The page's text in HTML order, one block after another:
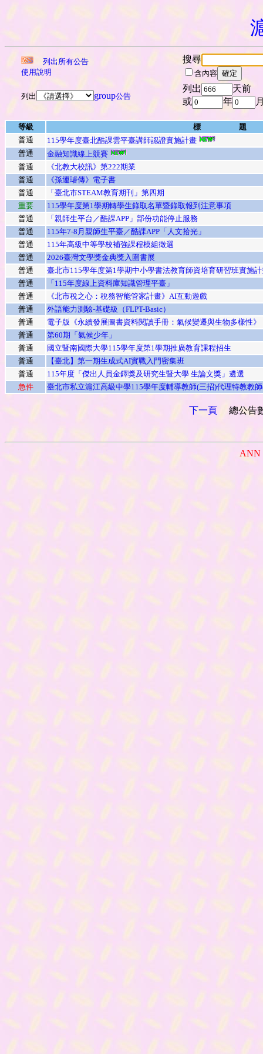
列出所有公告
使用說明
搜尋
含內容
列出 group公告
列出
天前
或
年
等級
標 題
普通
115學年度臺北酷課雲平臺講師認證實施計畫
普通
金融知識線上競賽
普通
《北教大校訊》第222期業
普通
《孫運璿傳》電子書
普通
「臺北市STEAM教育期刊」第四期
重要
115學年度第1學期轉學生錄取名單暨錄取報到注意事項
普通
「親師生平台／酷課APP」部份功能停止服務
普通
115年7-8月親師生平臺／酷課APP「人文拾光」
普通
115年高級中等學校補強課程模組徵選
普通
2026臺灣文學獎金典獎入圍書展
普通
臺北市115學年度第1學期中小學書法教育師資培育研習班實施
普通
「115年度線上資料庫知識管理平臺」
普通
《北市稅之心：稅務智能管家計畫》AI互動遊戲
普通
外語能力測驗-基礎級（FLPT-Basic）
普通
電子版《永續發展圖書資料閱讀手冊：氣候變遷與生物多樣性》
普通
第60期「氣候少年」
普通
國立暨南國際大學115學年度第1學期推廣教育課程招生
普通
【臺北】第一期生成式AI實戰入門密集班
普通
115年度「傑出人員金鐸獎及研究生暨大學 生論文獎」遴選
急件
臺北市私立滬江高級中學115學年度輔導教師(三招)代理特教教
下一頁 總公
ANN